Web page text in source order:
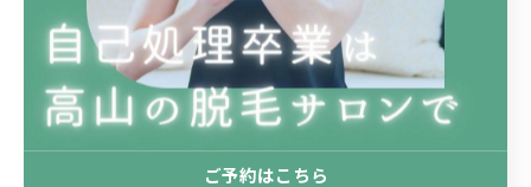
高山市 脱毛 美容電気脱毛
メンズ脱毛 介護脱毛 フェイシャル
リラクゼーション フーレセラピー
ご予約はこちら